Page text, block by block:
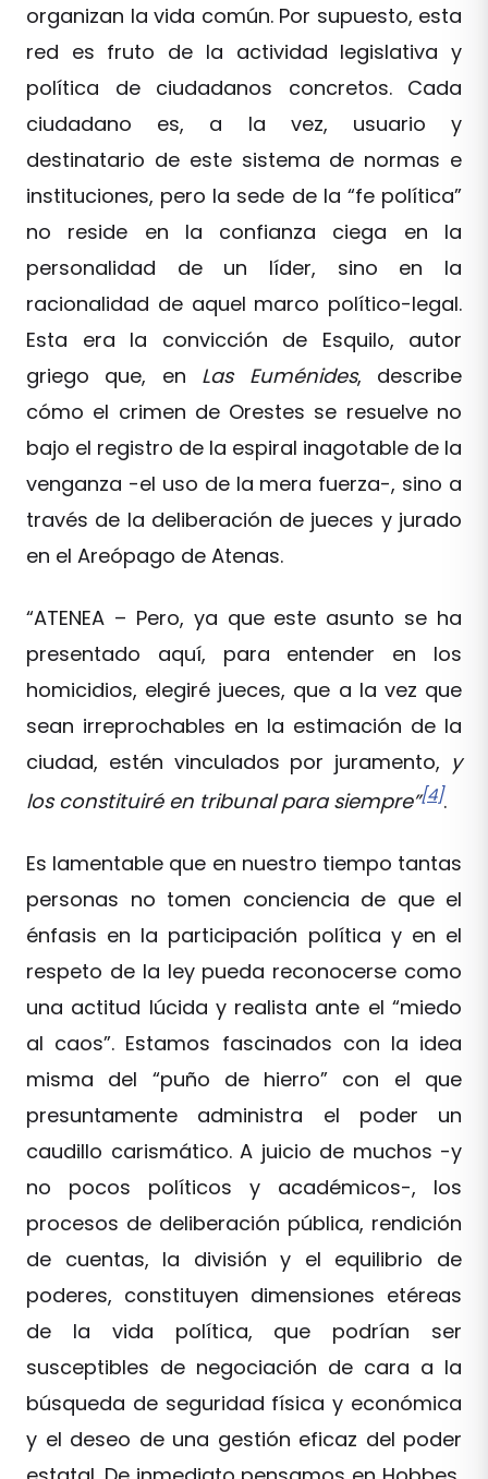
organizan la vida común. Por supuesto, esta
red es fruto de la actividad legislativa y
política de ciudadanos concretos. Cada
ciudadano es, a la vez, usuario y
destinatario de este sistema de normas e
instituciones, pero la sede de la “fe política”
no reside en la confianza ciega en la
personalidad de un líder, sino en la
racionalidad de aquel marco político-legal.
Esta era la convicción de Esquilo, autor
griego que, en Las Euménides, describe
cómo el crimen de Orestes se resuelve no
bajo el registro de la espiral inagotable de la
venganza -el uso de la mera fuerza-, sino a
través de la deliberación de jueces y jurado
en el Areópago de Atenas.
“ATENEA – Pero, ya que este asunto se ha
presentado aquí, para entender en los
homicidios, elegiré jueces, que a la vez que
sean irreprochables en la estimación de la
ciudad, estén vinculados por juramento, y
los constituiré en tribunal para siempre”[4].
Es lamentable que en nuestro tiempo tantas
personas no tomen conciencia de que el
énfasis en la participación política y en el
respeto de la ley pueda reconocerse como
una actitud lúcida y realista ante el “miedo
al caos”. Estamos fascinados con la idea
misma del “puño de hierro” con el que
presuntamente administra el poder un
caudillo carismático. A juicio de muchos -y
no pocos políticos y académicos-, los
procesos de deliberación pública, rendición
de cuentas, la división y el equilibrio de
poderes, constituyen dimensiones etéreas
de la vida política, que podrían ser
susceptibles de negociación de cara a la
búsqueda de seguridad física y económica
y el deseo de una gestión eficaz del poder